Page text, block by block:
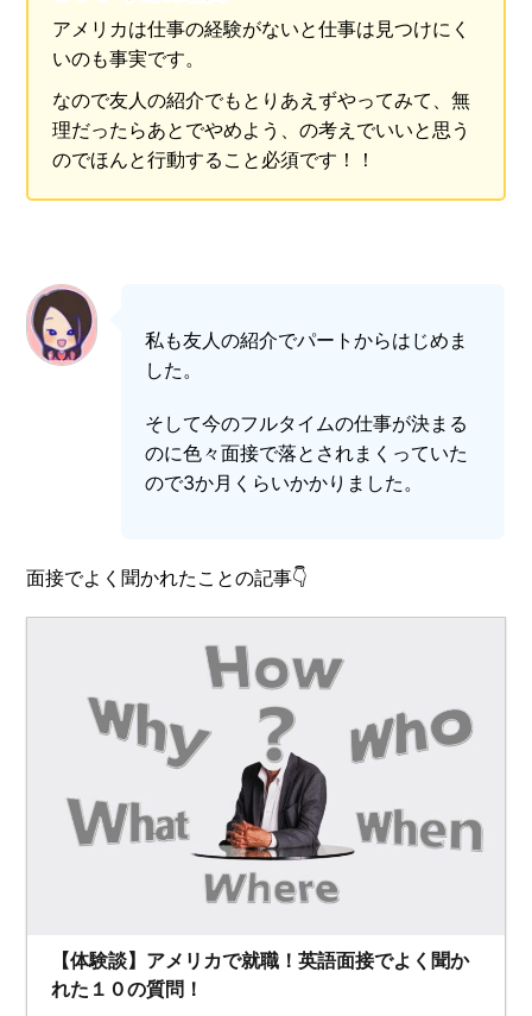
アメリカは仕事の経験がないと仕事は見つけにく
いのも事実です。
なので友人の紹介でもとりあえずやってみて、無
理だったらあとでやめよう、の考えでいいと思う
のでほんと行動すること必須です！！
私も友人の紹介でパートからはじめま
した。
そして今のフルタイムの仕事が決まる
のに色々面接で落とされまくっていた
ので3か月くらいかかりました。
面接でよく聞かれたことの記事👇
【体験談】アメリカで就職！英語面接でよく聞か
れた１０の質問！